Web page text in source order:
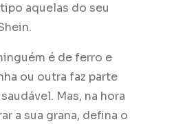
aquelas do seu
é de ferro e
ou outra faz parte
Mas, na hora
a sua grana, defina o